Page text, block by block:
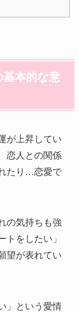
基本的な意
が上昇してい
恋人との関係
たり…恋愛で
の気持ちも強
トをしたい」
望が表れてい
」という愛情